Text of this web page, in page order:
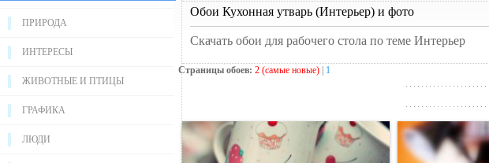
ПРИРОДА
ИНТЕРЕСЫ
ЖИВОТНЫЕ И ПТИЦЫ
ГРАФИКА
ЛЮДИ
Обои Кухонная утварь (Интерьер) и фото
Скачать обои для рабочего стола по теме Интерьер
Страницы обоев: 2 (самые новые) 1